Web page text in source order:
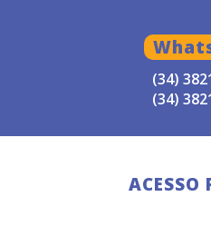
(34)
(34)
ACESSO